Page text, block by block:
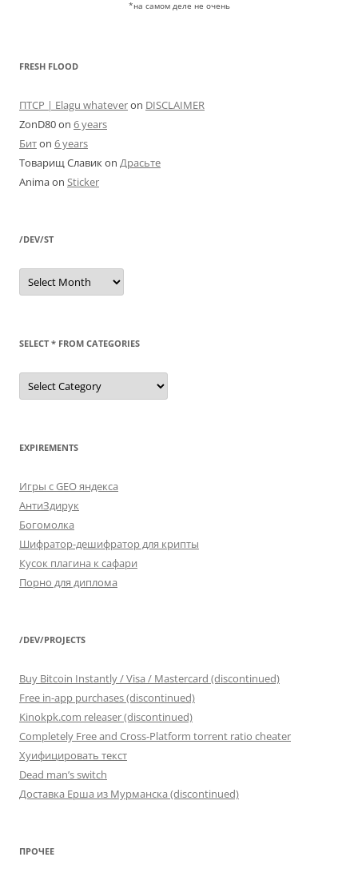
*на самом деле не очень
FRESH FLOOD
ПТСР | Elagu whateveron DISCLAIMER
ZonD80on 6 years
Битon 6 years
Товарищ Славикon Драсьте
Animaon Sticker
/DEV/ST
/dev/st
SELECT * FROM CATEGORIES
SELECT
FROM
EXPIREMENTS
Игры с GEO яндекса
АнтиЗдирук
Богомолка
Шифратор-дешифратор для крипты
Кусок плагина к сафари
Порно для диплома
/DEV/PROJECTS
Buy Bitcoin Instantly / Visa / Mastercard (discontinued)
Free in-app purchases (discontinued)
Kinokpk.com releaser (discontinued)
Completely Free and Cross-Platform torrent ratio cheater
Хуифицировать текст
Dead man’s switch
Доставка Ерша из Мурманска (discontinued)
ПРОЧЕЕ